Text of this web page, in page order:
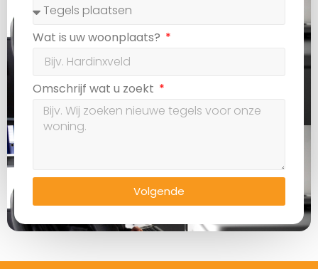
Wat is uw woonplaats?
Omschrijf wat u zoekt
Volgende